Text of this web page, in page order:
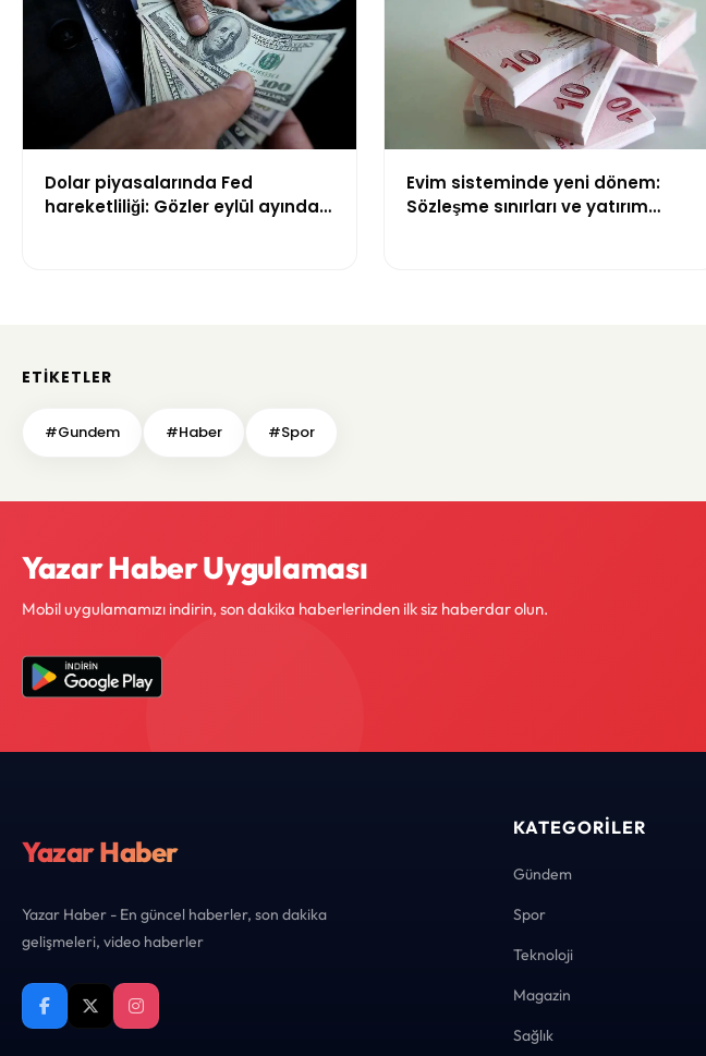
Dolar piyasalarında Fed
hareketliliği: Gözler eylül ayındaki
Evim sisteminde yeni dönem:
Sözleşme sınırları ve yatırım
ETIKETLER
#Gundem #Haber #Spor
Yazar Haber Uygulaması
Mobil uygulamamızı indirin, son dakika haberlerinden ilk siz haberdar olun.
Yazar Haber
Yazar Haber - En güncel haberler, son dakika
gelişmeleri, video haberler
KATEGORILER
Gündem
Spor
Teknoloji
Magazin
Sağlık